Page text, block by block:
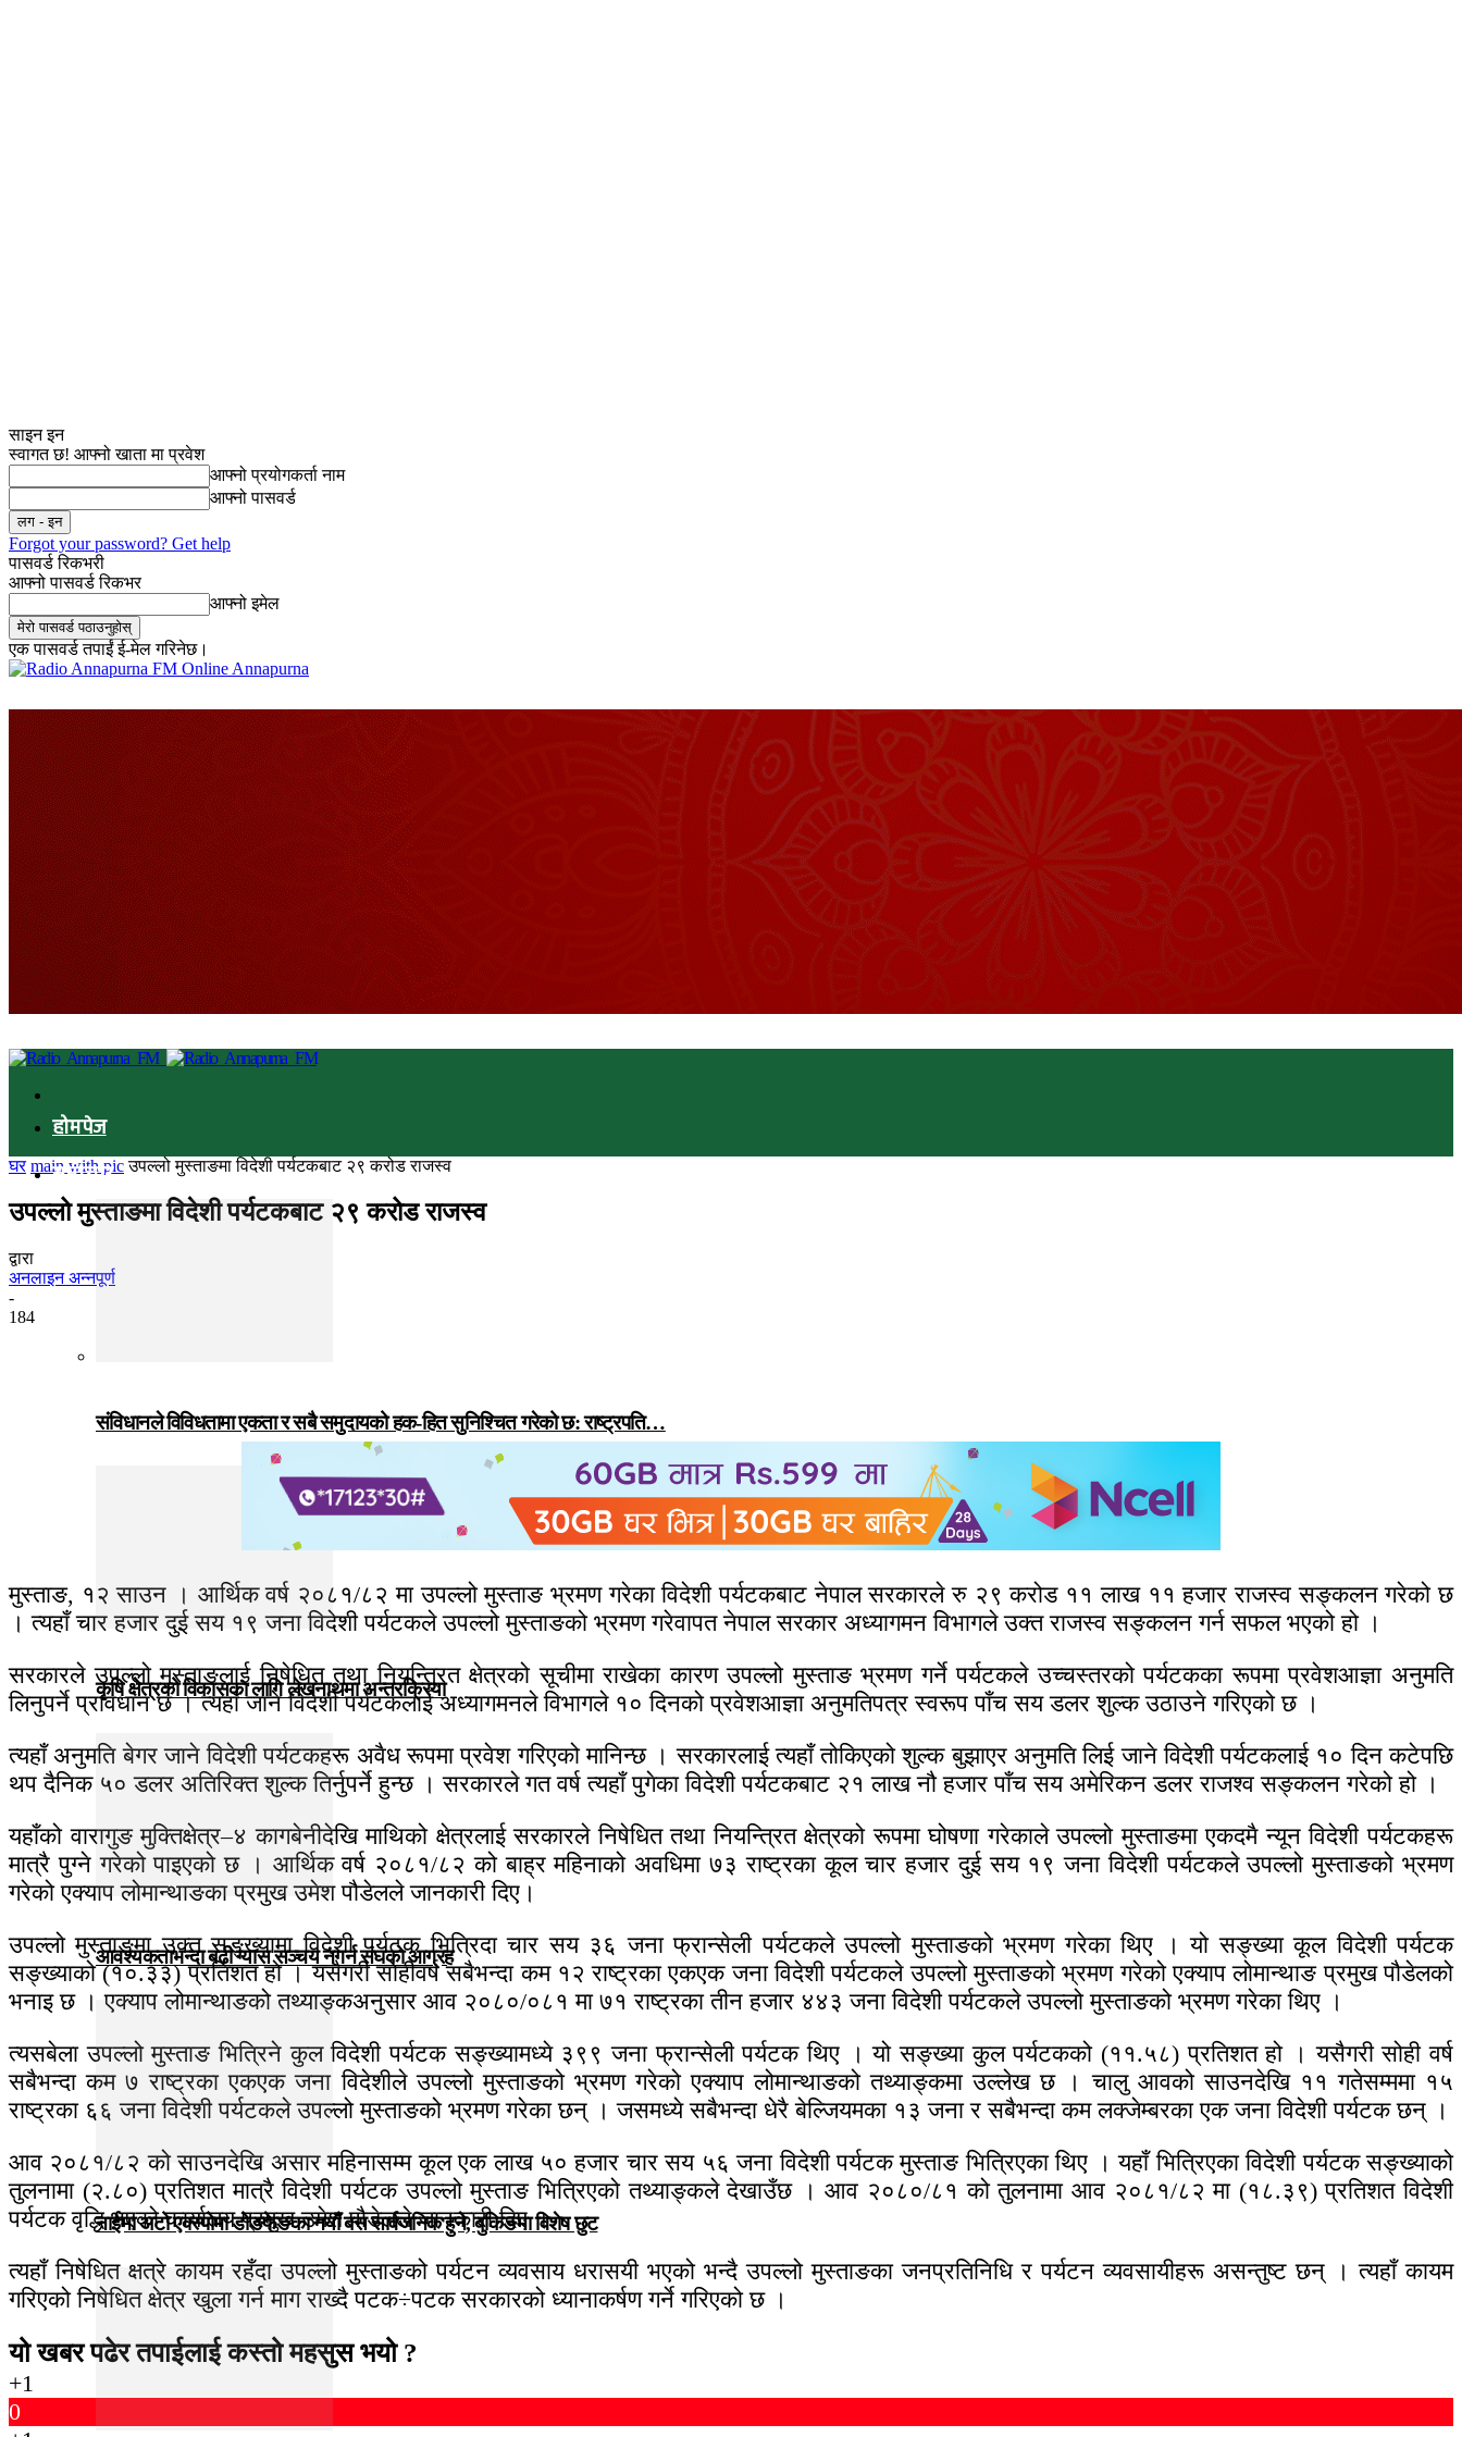
साइन इन
स्वागत छ! आफ्नो खाता मा प्रवेश
आफ्नो प्रयोगकर्ता नाम
आफ्नो पासवर्ड
Forgot your password? Get help
पासवर्ड रिकभरी
आफ्नो पासवर्ड रिकभर
आफ्नो इमेल
एक पासवर्ड तपाईं ई-मेल गरिनेछ।
Online Annapurna
होमपेज
समाचार
संविधानले विविधतामा एकता र सबै समुदायको हक-हित सुनिश्चित गरेको छ: राष्ट्रपति…
कृषि क्षेत्रको विकासका लागि लेखनाथमा अन्तरक्रिया
आवश्यकताभन्दा बढी ग्यास सञ्चय नगर्न संघकाे आग्रह
नाईमा अटो एक्स्पोमा डोङफेङका नयाँ बस सार्वजनिक हुने, बुकिङमा विशेष छुट
घर main with pic उपल्लो मुस्ताङमा विदेशी पर्यटकबाट २९ करोड राजस्व
उपल्लो मुस्ताङमा विदेशी पर्यटकबाट २९ करोड राजस्व
द्वारा
अनलाइन अन्नपूर्ण
-
184
मुस्ताङ, १२ साउन । आर्थिक वर्ष २०८१/८२ मा उपल्लो मुस्ताङ भ्रमण गरेका विदेशी पर्यटकबाट नेपाल सरकारले रु २९ करोड ११ लाख ११ हजार राजस्व सङ्कलन गरेको छ
। त्यहाँ चार हजार दुई सय १९ जना विदेशी पर्यटकले उपल्लो मुस्ताङको भ्रमण गरेवापत नेपाल सरकार अध्यागमन विभागले उक्त राजस्व सङ्कलन गर्न सफल भएको हो ।
सरकारले उपल्लो मुस्ताङलाई निषेधित तथा नियन्त्रित क्षेत्रको सूचीमा राखेका कारण उपल्लो मुस्ताङ भ्रमण गर्ने पर्यटकले उच्चस्तरको पर्यटकका रूपमा प्रवेशआज्ञा अनुमति
लिनुपर्ने प्रावधान छ । त्यहाँ जाने विदेशी पर्यटकलाई अध्यागमनले विभागले १० दिनको प्रवेशआज्ञा अनुमतिपत्र स्वरूप पाँच सय डलर शुल्क उठाउने गरिएको छ ।
त्यहाँ अनुमति बेगर जाने विदेशी पर्यटकहरू अवैध रूपमा प्रवेश गरिएको मानिन्छ । सरकारलाई त्यहाँ तोकिएको शुल्क बुझाएर अनुमति लिई जाने विदेशी पर्यटकलाई १० दिन कटेपछि
थप दैनिक ५० डलर अतिरिक्त शुल्क तिर्नुपर्ने हुन्छ । सरकारले गत वर्ष त्यहाँ पुगेका विदेशी पर्यटकबाट २१ लाख नौ हजार पाँच सय अमेरिकन डलर राजश्व सङ्कलन गरेको हो ।
यहाँको वारागुङ मुक्तिक्षेत्र–४ कागबेनीदेखि माथिको क्षेत्रलाई सरकारले निषेधित तथा नियन्त्रित क्षेत्रको रूपमा घोषणा गरेकाले उपल्लो मुस्ताङमा एकदमै न्यून विदेशी पर्यटकहरू
मात्रै पुग्ने गरेको पाइएको छ । आर्थिक वर्ष २०८१/८२ को बाह्र महिनाको अवधिमा ७३ राष्ट्रका कूल चार हजार दुई सय १९ जना विदेशी पर्यटकले उपल्लो मुस्ताङको भ्रमण
गरेको एक्याप लोमान्थाङका प्रमुख उमेश पौडेलले जानकारी दिए।
उपल्लो मुस्ताङमा उक्त सङ्ख्यामा विदेशी पर्यटक भित्रिदा चार सय ३६ जना फ्रान्सेली पर्यटकले उपल्लो मुस्ताङको भ्रमण गरेका थिए । यो सङ्ख्या कूल विदेशी पर्यटक
सङ्ख्याको (१०.३३) प्रतिशत हो । यसैगरी सोहीवर्ष सबैभन्दा कम १२ राष्ट्रका एकएक जना विदेशी पर्यटकले उपल्लो मुस्ताङको भ्रमण गरेको एक्याप लोमान्थाङ प्रमुख पौडेलको
भनाइ छ । एक्याप लोमान्थाङको तथ्याङ्कअनुसार आव २०८०/०८१ मा ७१ राष्ट्रका तीन हजार ४४३ जना विदेशी पर्यटकले उपल्लो मुस्ताङको भ्रमण गरेका थिए ।
त्यसबेला उपल्लो मुस्ताङ भित्रिने कुल विदेशी पर्यटक सङ्ख्यामध्ये ३९९ जना फ्रान्सेली पर्यटक थिए । यो सङ्ख्या कुल पर्यटकको (११.५८) प्रतिशत हो । यसैगरी सोही वर्ष
सबैभन्दा कम ७ राष्ट्रका एकएक जना विदेशीले उपल्लो मुस्ताङको भ्रमण गरेको एक्याप लोमान्थाङको तथ्याङ्कमा उल्लेख छ । चालु आवको साउनदेखि ११ गतेसम्ममा १५
राष्ट्रका ६६ जना विदेशी पर्यटकले उपल्लो मुस्ताङको भ्रमण गरेका छन् । जसमध्ये सबैभन्दा धेरै बेल्जियमका १३ जना र सबैभन्दा कम लक्जेम्बरका एक जना विदेशी पर्यटक छन् ।
आव २०८१/८२ को साउनदेखि असार महिनासम्म कूल एक लाख ५० हजार चार सय ५६ जना विदेशी पर्यटक मुस्ताङ भित्रिएका थिए । यहाँ भित्रिएका विदेशी पर्यटक सङ्ख्याको
तुलनामा (२.८०) प्रतिशत मात्रै विदेशी पर्यटक उपल्लो मुस्ताङ भित्रिएको तथ्याङ्कले देखाउँछ । आव २०८०/८१ को तुलनामा आव २०८१/८२ मा (१८.३९) प्रतिशत विदेशी
पर्यटक वृद्धि भएको कार्यालय प्रमुख उमेश पौडेलले जानकारी दिए ।
त्यहाँ निषेधित क्षत्रे कायम रहँदा उपल्लो मुस्ताङको पर्यटन व्यवसाय धरासयी भएको भन्दै उपल्लो मुस्ताङका जनप्रतिनिधि र पर्यटन व्यवसायीहरू असन्तुष्ट छन् । त्यहाँ कायम
गरिएको निषेधित क्षेत्र खुला गर्न माग राख्दै पटक÷पटक सरकारको ध्यानाकर्षण गर्ने गरिएको छ ।
यो खबर पढेर तपाईलाई कस्तो महसुस भयो ?
+1
0